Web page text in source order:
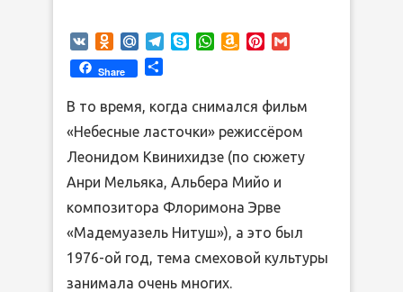
VK Odnoklassniki
Mail.RuTelegram
SkypeWhatsApp
AmazonPinterest
Share
В то время, когда снимался фильм
«Небесные ласточки» режиссёром
Леонидом Квинихидзе (по сюжету
Анри Мельяка, Альбера Мийо и
композитора Флоримона Эрве
«Мадемуазель Нитуш»), а это был
1976-ой год, тема смеховой культуры
занимала очень многих.